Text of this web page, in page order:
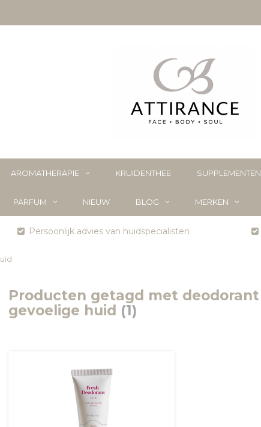
AROMATHERAPIE KRUIDENTHEE SUPPLEMENTEN
PARFUM NIEUW BLOG MERKEN
Persoonlijk advies van huidspecialisten
Producten getagd met deodorant
gevoelige huid (1)